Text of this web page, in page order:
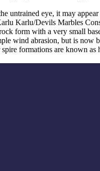
untrained eye, it may
Karlu/Devils Marbles
form with a very small
wind abrasion, but is
formations are known as